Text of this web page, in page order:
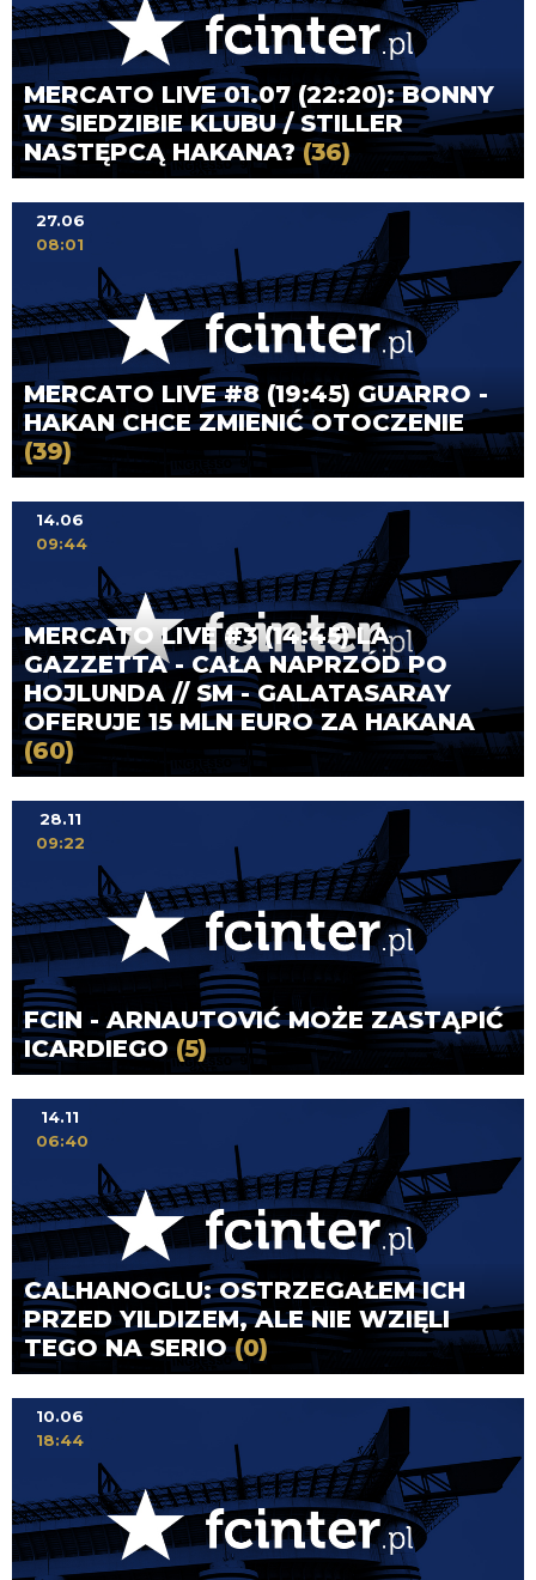
MERCATO LIVE 01.07 (22:20): BONNY
W SIEDZIBIE KLUBU / STILLER
NASTĘPCĄ HAKANA? (36)
MERCATO LIVE #8 (19:45) GUARRO -
HAKAN CHCE ZMIENIĆ OTOCZENIE
(39)
27.06
08:01
MERCATO LIVE #3 (14:45) LA
GAZZETTA - CAŁA NAPRZÓD PO
HOJLUNDA // SM - GALATASARAY
OFERUJE 15 MLN EURO ZA HAKANA
(60)
14.06
09:44
FCIN - ARNAUTOVIĆ MOŻE ZASTĄPIĆ
ICARDIEGO (5)
28.11
09:22
CALHANOGLU: OSTRZEGAŁEM ICH
PRZED YILDIZEM, ALE NIE WZIĘLI
TEGO NA SERIO(0)
14.11
06:40
10.06
18:44